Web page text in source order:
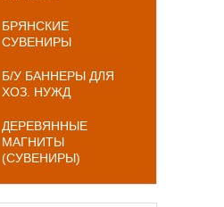
БРЯНСКИЕ
СУВЕНИРЫ
Б/У БАННЕРЫ ДЛЯ
ХОЗ. НУЖД
ДЕРЕВЯННЫЕ
МАГНИТЫ
(СУВЕНИРЫ)